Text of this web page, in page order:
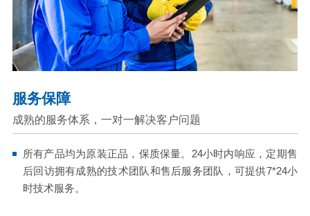
服务保障
成熟的服务体系，一对一解决客户问题
所有产品均为原装正品，保质保量。24小时内响应，定期售
后回访拥有成熟的技术团队和售后服务团队，可提供7*24小
时技术服务。